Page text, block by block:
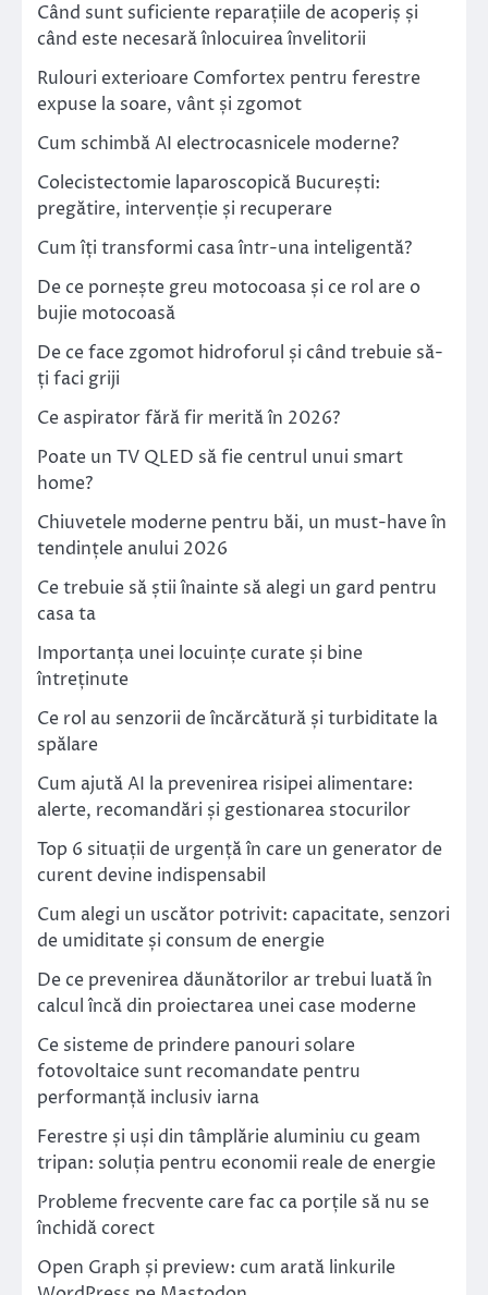
Când sunt suficiente reparațiile de acoperiș și
când este necesară înlocuirea învelitorii
Rulouri exterioare Comfortex pentru ferestre
expuse la soare, vânt și zgomot
Cum schimbă AI electrocasnicele moderne?
Colecistectomie laparoscopică București:
pregătire, intervenție și recuperare
Cum îți transformi casa într-una inteligentă?
De ce pornește greu motocoasa și ce rol are o
bujie motocoasă
De ce face zgomot hidroforul și când trebuie să-
ți faci griji
Ce aspirator fără fir merită în 2026?
Poate un TV QLED să fie centrul unui smart
home?
Chiuvetele moderne pentru băi, un must-have în
tendințele anului 2026
Ce trebuie să știi înainte să alegi un gard pentru
casa ta
Importanța unei locuințe curate și bine
întreținute
Ce rol au senzorii de încărcătură și turbiditate la
spălare
Cum ajută AI la prevenirea risipei alimentare:
alerte, recomandări și gestionarea stocurilor
Top 6 situații de urgență în care un generator de
curent devine indispensabil
Cum alegi un uscător potrivit: capacitate, senzori
de umiditate și consum de energie
De ce prevenirea dăunătorilor ar trebui luată în
calcul încă din proiectarea unei case moderne
Ce sisteme de prindere panouri solare
fotovoltaice sunt recomandate pentru
performanță inclusiv iarna
Ferestre și uși din tâmplărie aluminiu cu geam
tripan: soluția pentru economii reale de energie
Probleme frecvente care fac ca porțile să nu se
închidă corect
Open Graph și preview: cum arată linkurile